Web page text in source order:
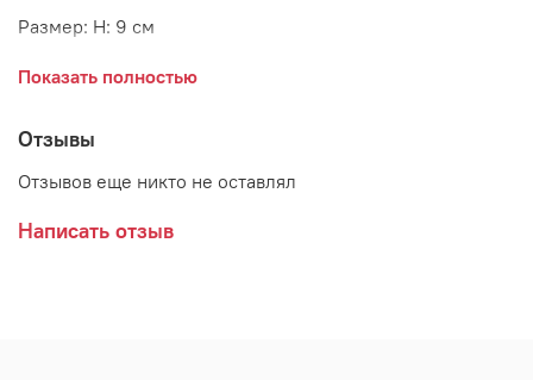
Размер: H: 9 см
Материал: фарфор
Показать полностью
Отзывы
Отзывов еще никто не оставлял
Написать отзыв